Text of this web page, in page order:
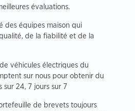
évaluations.
des équipes maison qui
de la fiabilité et de la
véhicules électriques du
sur nous pour obtenir du
sur 24, 7 jours sur 7
de brevets toujours